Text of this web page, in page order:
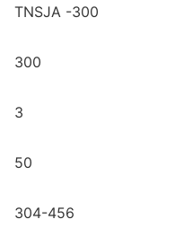
TNSJA -300
300
3
50
304-456